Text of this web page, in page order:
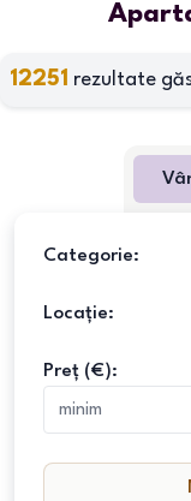
12251 rezultate
Categorie:
Locație:
Preț (€):